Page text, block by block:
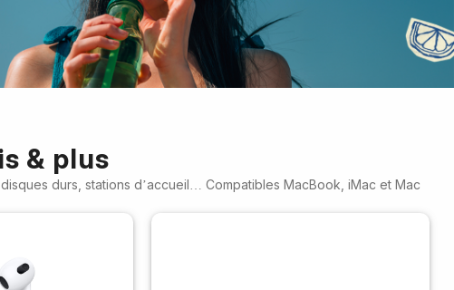
& plus
durs, stations d’accueil… Compatibles MacBook, iMac et Mac